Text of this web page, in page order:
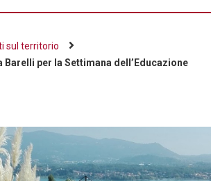
sul territorio
Barelli per la Settimana dell’Educazione